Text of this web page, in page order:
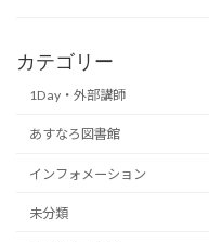
カテゴリー
1Day・外部講師
あすなろ図書館
インフォメーション
未分類